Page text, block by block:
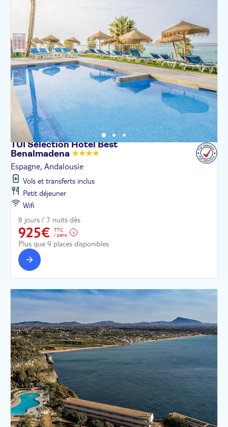
TUI Sélection Hôtel Best
Benalmadena
Espagne, Andalousie
Vols et transferts inclus
Petit déjeuner
Wifi
8 jours / 7 nuits dès
925€
TTC
/ pers.
Plus que 9 places disponibles